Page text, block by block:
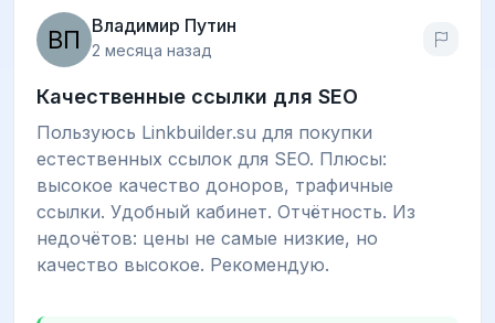
Владимир Путин
2 месяца назад
Качественные ссылки для SEO
Пользуюсь Linkbuilder.su для покупки
естественных ссылок для SEO. Плюсы:
высокое качество доноров, трафичные
ссылки. Удобный кабинет. Отчётность. Из
недочётов: цены не самые низкие, но
качество высокое. Рекомендую.